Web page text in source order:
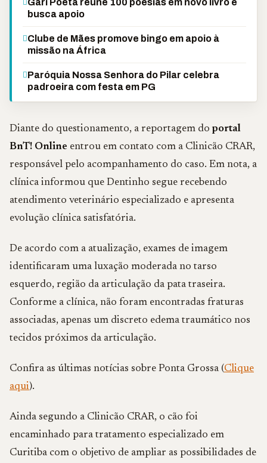
Gari Poeta reúne 100 poesias em novo livro e
busca apoio
Clube de Mães promove bingo em apoio à
missão na África
Paróquia Nossa Senhora do Pilar celebra
padroeira com festa em PG
Diante do questionamento, a reportagem do portal
BnT! Online entrou em contato com a Clinicão CRAR,
responsável pelo acompanhamento do caso. Em nota, a
clínica informou que Dentinho segue recebendo
atendimento veterinário especializado e apresenta
evolução clínica satisfatória.
De acordo com a atualização, exames de imagem
identificaram uma luxação moderada no tarso
esquerdo, região da articulação da pata traseira.
Conforme a clínica, não foram encontradas fraturas
associadas, apenas um discreto edema traumático nos
tecidos próximos da articulação.
Confira as últimas notícias sobre Ponta Grossa (Clique
aqui).
Ainda segundo a Clinicão CRAR, o cão foi
encaminhado para tratamento especializado em
Curitiba com o objetivo de ampliar as possibilidades de